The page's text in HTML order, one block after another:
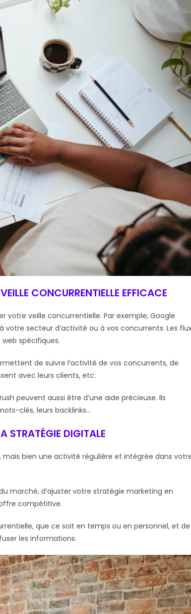
CONCURRENTIELLE EFFICACE
votre veille concurrentielle. Par exemple, Google
secteur d’activité ou à vos concurrents. Les
spécifiques.
de suivre l’activité de vos concurrents, de
avec leurs clients, etc.
peuvent aussi être d’une aide précieuse. Ils
clés, leurs backlinks…
STRATÉGIE DIGITALE
bien une activité régulière et intégrée dans
marché, d’ajuster votre stratégie marketing en
compétitive.
que ce soit en temps ou en personnel, et de
les informations.